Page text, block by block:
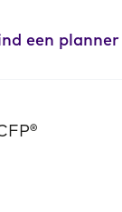
een planner